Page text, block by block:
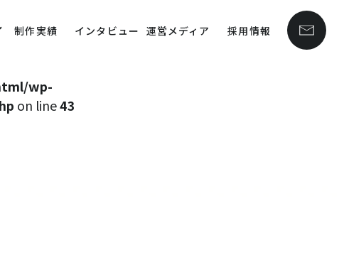
制作実績 インタビュー 運営メディア 採用情報
public_html/wp-
wp-
on line43